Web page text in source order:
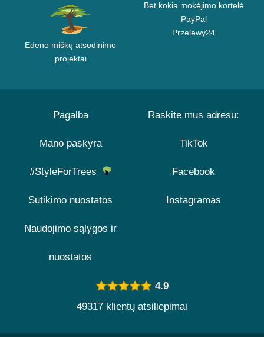
Edeno miškų atsodinimo
projektai
Bet kokia mokėjimo kortelė
PayPal
Przelewy24
Pagalba
Mano paskyra
#StyleForTrees
Sutikimo nuostatos
Naudojimo sąlygos ir
nuostatos
Raskite mus adresu:
TikTok
Facebook
Instagramas
4.9
49317 klientų atsiliepimai